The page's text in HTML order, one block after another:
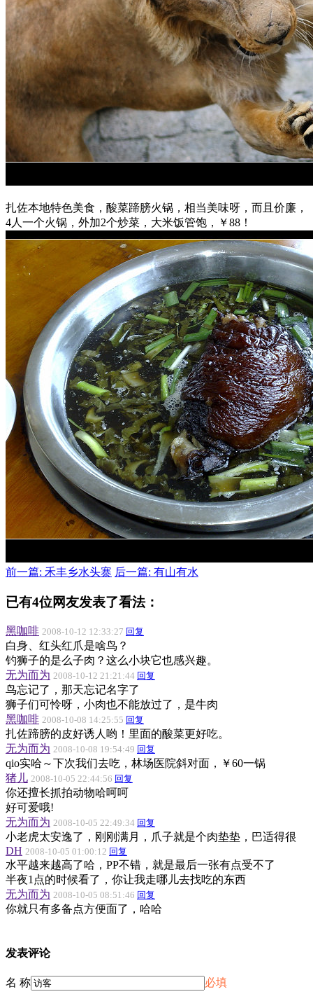
扎佐本地特色美食，酸菜蹄膀火锅，相当美味呀，而且价廉，
4人一个火锅，外加2个炒菜，大米饭管饱，￥88！
前一篇: 禾丰乡水头寨 后一篇: 有山有水
已有4位网友发表了看法：
黑咖啡 2008-10-12 12:33:27 回复
白身、红头红爪是啥鸟？
钓狮子的是么子肉？这么小块它也感兴趣。
无为而为 2008-10-12 21:21:44 回复
鸟忘记了，那天忘记名字了
狮子们可怜呀，小肉也不能放过了，是牛肉
黑咖啡 2008-10-08 14:25:55 回复
扎佐蹄膀的皮好诱人哟！里面的酸菜更好吃。
无为而为 2008-10-08 19:54:49 回复
qio实哈～下次我们去吃，林场医院斜对面，￥60一锅
猪儿 2008-10-05 22:44:56 回复
你还擅长抓拍动物哈呵呵
好可爱哦!
无为而为 2008-10-05 22:49:34 回复
小老虎太安逸了，刚刚满月，爪子就是个肉垫垫，巴适得很
DH 2008-10-05 01:00:12 回复
水平越来越高了哈，PP不错，就是最后一张有点受不了
半夜1点的时候看了，你让我走哪儿去找吃的东西
无为而为 2008-10-05 08:51:46 回复
你就只有多备点方便面了，哈哈
发表评论
名 称 必填